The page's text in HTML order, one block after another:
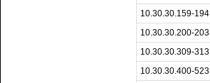
10.30.30.159-194
10.30.30.200-203
10.30.30.309-313
10.30.30.400-523